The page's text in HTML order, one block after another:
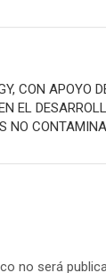
CON APOYO
EL
NO
no será